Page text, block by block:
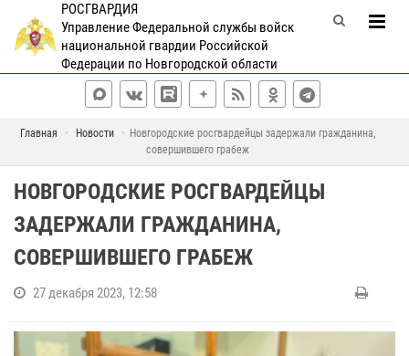
РОСГВАРДИЯ
Управление Федеральной службы войск
национальной гвардии Российской
Федерации по Новгородской области
Главная Новости
Новгородские росгвардейцы задержали гражданина,
совершившего грабеж
НОВГОРОДСКИЕ РОСГВАРДЕЙЦЫ
ЗАДЕРЖАЛИ ГРАЖДАНИНА,
СОВЕРШИВШЕГО ГРАБЕЖ
27 декабря 2023, 12:58